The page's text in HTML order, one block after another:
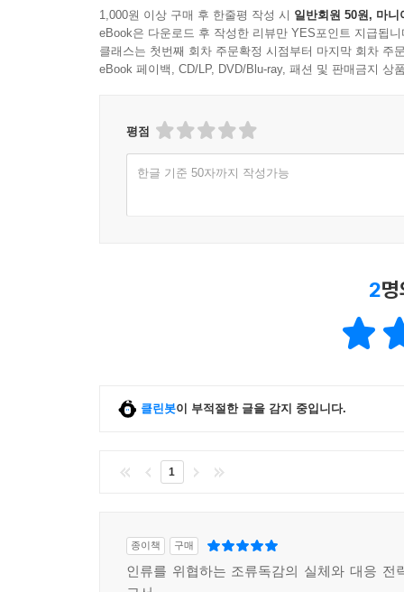
1,000원 이상 구매 후 한줄평 작성 시 일반회원 50원, 마니
eBook은 다운로드 후 작성한 리뷰만 YES포인트 지급됩니
클래스는 첫번째 회차 주문확정 시점부터 마지막 회차 주
eBook 페이백, CD/LP, DVD/Blu-ray, 패션 및 판매금지 상
평점
한글 기준 50자까지 작성가능
2
클린봇이 부적절한 글을 감지 중입니다.
1
종이책 구매
인류를 위협하는 조류독감의 실체와 대응 전